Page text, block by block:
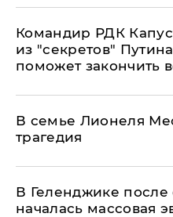
Командир РДК
из "секретов"
поможет закончить
В семье Лионеля
трагедия
В Геленджике
началась массовая